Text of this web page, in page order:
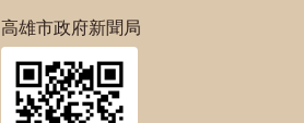
高雄市政府新聞局